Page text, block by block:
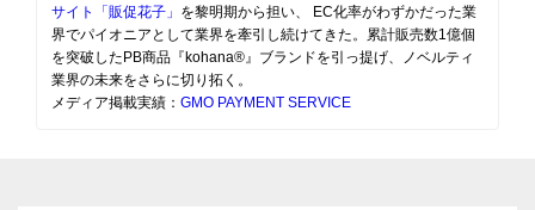
サイト「販促花子」 を黎明期から担い、 EC化率がわずかだった業
界でパイオニアとして業界を牽引し続けてきた。累計販売数1億個
を突破したPB商品『kohana®』ブランドを引っ提げ、ノベルティ
業界の未来をさらに切り拓く。
メディア掲載実績： GMO PAYMENT SERVICE